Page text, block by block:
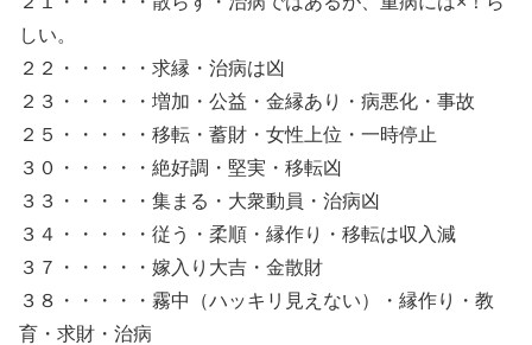
しい。
２２・・・・・求縁・治病は凶
２３・・・・・増加・公益・金縁あり・病悪化・事故
２５・・・・・移転・蓄財・女性上位・一時停止
３０・・・・・絶好調・堅実・移転凶
３３・・・・・集まる・大衆動員・治病凶
３４・・・・・従う・柔順・縁作り・移転は収入減
３７・・・・・嫁入り大吉・金散財
３８・・・・・霧中（ハッキリ見えない）・縁作り・教
育・求財・治病